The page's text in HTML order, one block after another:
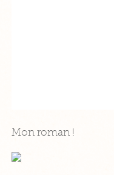
Mon roman !